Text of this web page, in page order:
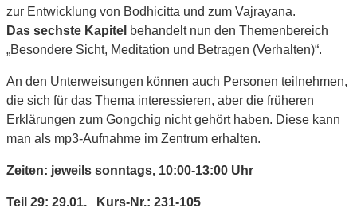
zur Entwicklung von Bodhicitta und zum Vajrayana.
Das sechste Kapitel behandelt nun den Themenbereich
„Besondere Sicht, Meditation und Betragen (Verhalten)“.
An den Unterweisungen können auch Personen teilnehmen,
die sich für das Thema interessieren, aber die früheren
Erklärungen zum Gongchig nicht gehört haben. Diese kann
man als mp3-Aufnahme im Zentrum erhalten.
Zeiten: jeweils sonntags, 10:00-13:00 Uhr
Teil 29: 29.01. Kurs-Nr.: 231-105